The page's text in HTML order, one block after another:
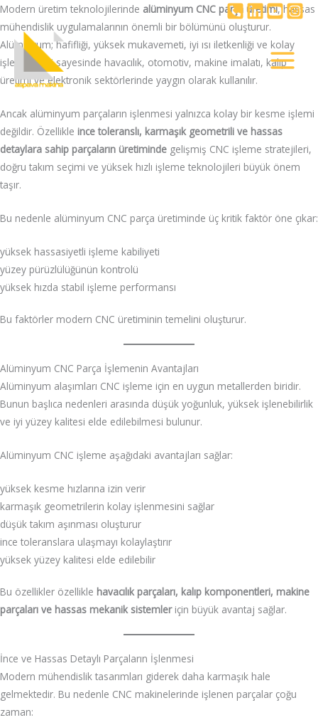
İçeriğe
atla
Modern üretim teknolojilerinde alüminyum CNC parça üretimi, hassas
mühendislik uygulamalarının önemli bir bölümünü oluşturur.
Alüminyum; hafifliği, yüksek mukavemeti, iyi ısı iletkenliği ve kolay
işlenebilirliği sayesinde havacılık, otomotiv, makine imalatı, kalıp
üretimi ve elektronik sektörlerinde yaygın olarak kullanılır.
Ancak alüminyum parçaların işlenmesi yalnızca kolay bir kesme işlemi
değildir. Özellikle ince toleranslı, karmaşık geometrili ve hassas
detaylara sahip parçaların üretiminde gelişmiş CNC işleme stratejileri,
doğru takım seçimi ve yüksek hızlı işleme teknolojileri büyük önem
taşır.
Bu nedenle alüminyum CNC parça üretiminde üç kritik faktör öne çıkar:
yüksek hassasiyetli işleme kabiliyeti
yüzey pürüzlülüğünün kontrolü
yüksek hızda stabil işleme performansı
Bu faktörler modern CNC üretiminin temelini oluşturur.
Alüminyum CNC Parça İşlemenin Avantajları
Alüminyum alaşımları CNC işleme için en uygun metallerden biridir.
Bunun başlıca nedenleri arasında düşük yoğunluk, yüksek işlenebilirlik
ve iyi yüzey kalitesi elde edilebilmesi bulunur.
Alüminyum CNC işleme aşağıdaki avantajları sağlar:
yüksek kesme hızlarına izin verir
karmaşık geometrilerin kolay işlenmesini sağlar
düşük takım aşınması oluşturur
ince toleranslara ulaşmayı kolaylaştırır
yüksek yüzey kalitesi elde edilebilir
Bu özellikler özellikle havacılık parçaları, kalıp komponentleri, makine
parçaları ve hassas mekanik sistemleriçin büyük avantaj sağlar.
İnce ve Hassas Detaylı Parçaların İşlenmesi
Modern mühendislik tasarımları giderek daha karmaşık hale
gelmektedir. Bu nedenle CNC makinelerinde işlenen parçalar çoğu
zaman: